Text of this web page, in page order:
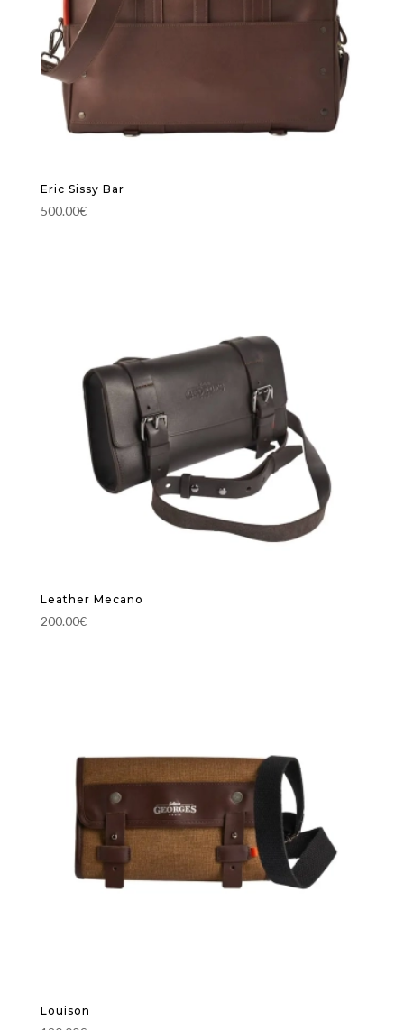
Eric Sissy Bar
500.00€
Leather Mecano
200.00€
Louison